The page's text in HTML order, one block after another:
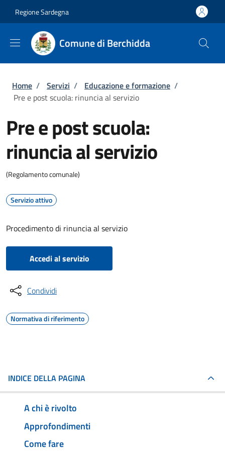
Regione Sardegna
Comune di Berchidda
Briciole di pane
Home / Servizi / Educazione e formazione /
Pre e post scuola: rinuncia al servizio
Pre e post scuola:
rinuncia al servizio
(Regolamento comunale)
Servizio attivo
Procedimento di rinuncia al servizio
Accedi al servizio
Condividi
Normativa di riferimento
INDICE DELLA PAGINA
A chi è rivolto
Approfondimenti
Come fare